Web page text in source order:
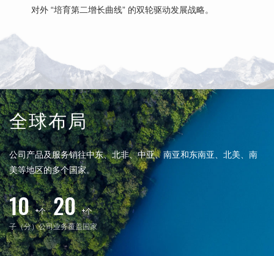
对外 “培育第二增长曲线” 的双轮驱动发展战略。
军
全球布局
公司产品及服务销往中东、北非、中亚、南亚和东南亚、北美、南
美等地区的多个国家。
10 +个
子（分）公司
20 +个
业务覆盖国家